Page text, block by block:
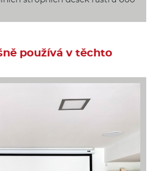
používá v těchto